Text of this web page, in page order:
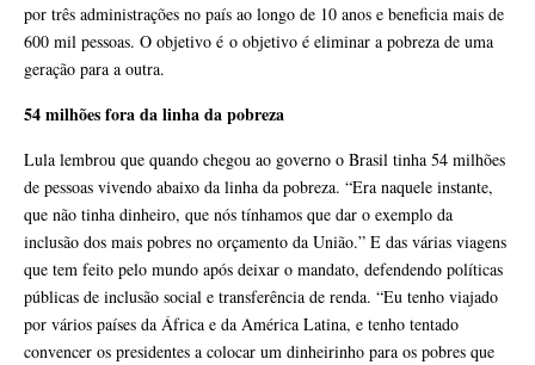
por três administrações no país ao longo de 10 anos e beneficia mais de
600 mil pessoas. O objetivo é o objetivo é eliminar a pobreza de uma
geração para a outra.
54 milhões fora da linha da pobreza
Lula lembrou que quando chegou ao governo o Brasil tinha 54 milhões
de pessoas vivendo abaixo da linha da pobreza. “Era naquele instante,
que não tinha dinheiro, que nós tínhamos que dar o exemplo da
inclusão dos mais pobres no orçamento da União.” E das várias viagens
que tem feito pelo mundo após deixar o mandato, defendendo políticas
públicas de inclusão social e transferência de renda. “Eu tenho viajado
por vários países da África e da América Latina, e tenho tentado
convencer os presidentes a colocar um dinheirinho para os pobres que